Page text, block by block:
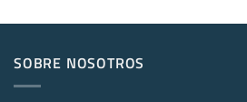
SOBRE NOSOTROS